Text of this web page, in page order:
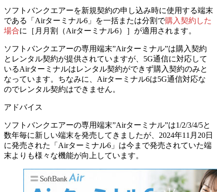
ソフトバンクエアーを新規契約の申し込み時に使用する端末
である
「Airターミナル6」を一括または分割で購入契約した
場合に ［月月割（Airターミナル6）］が適用されます。
ソフトバンクエアーの専用端末”Airターミナル”は購入契約
とレンタル契約が提供されていますが、5G通信に対応して
いるAirターミナルはレンタル契約ができず購入契約のみと
なっています。ちなみに、Airターミナル6は5G通信対応な
のでレンタル契約はできません。
アドバイス
ソフトバンクエアーの専用端末”Airターミナル”は1/2/3/4/5と
数年毎に新しい端末を発売してきましたが、2024年11月20日
に発売された「Airターミナル6」は今まで発売されていた端
末よりも様々な機能が向上しています。